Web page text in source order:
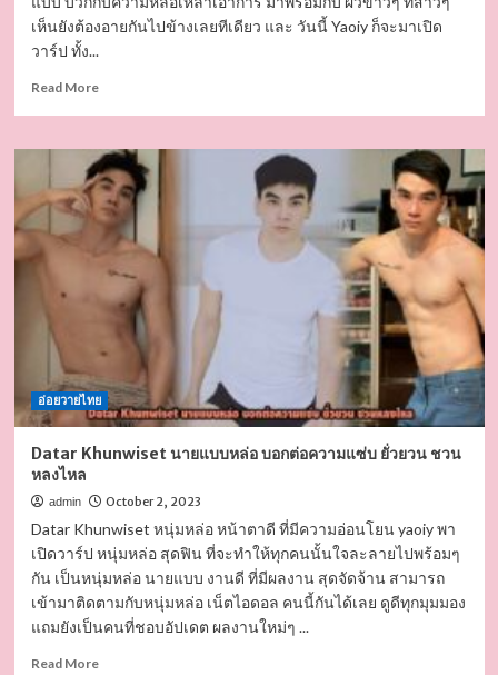
เห็นยังต้องอายกันไปข้างเลยทีเดียว และ วันนี้ Yaoiy ก็จะมาเปิด
วาร์ป ทั้ง...
Read MoreRead
เคน
โด้
อภิสิทธิ์
นาย
สาย
หล่อ
โครง
เข้า
รูป
อร์เฟกต์
สุดๆ
อ่อยวายไทย
Datar Khunwiset นายแบบหล่อ บอกต่อความแซ่บ ยั่วยวน ชวน
หลงไหล
admin October 2, 2023
Datar Khunwiset หนุ่มหล่อ หน้าตาดี ที่มีความอ่อนโยน yaoiy พา
เปิดวาร์ป หนุ่มหล่อ สุดฟิน ที่จะทำให้ทุกคนนั้นใจละลายไปพร้อมๆ
กัน เป็นหนุ่มหล่อ นายแบบ งานดี ที่มีผลงาน สุดจัดจ้าน สามารถ
เข้ามาติดตามกับหนุ่มหล่อ เน็ตไอดอล คนนี้กันได้เลย ดูดีทุกมุมมอง
แถมยังเป็นคนที่ชอบอัปเดต ผลงานใหม่ๆ ...
Read MoreRead